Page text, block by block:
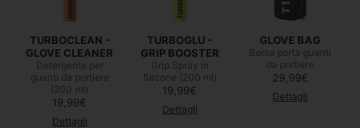
TURBOCLEAN -
GLOVE CLEANER
Detergente per
guanti da portiere
(200 ml)
Prezzo di listino
19,99€
Dettagli
TURBOGLU -
GRIP BOOSTER
Grip Spray in
flacone (200 ml)
Prezzo di listino
19,99€
Dettagli
GLOVE BAG
Borsa porta guanti
da portiere
Prezzo di listino
29,99€
Dettagli